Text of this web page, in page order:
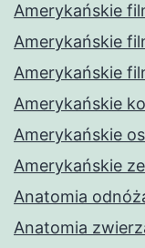
Amerykańskie
Amerykańskie
Amerykańskie
Amerykańskie
Amerykańskie
Amerykańskie
Anatomia
Anatomia